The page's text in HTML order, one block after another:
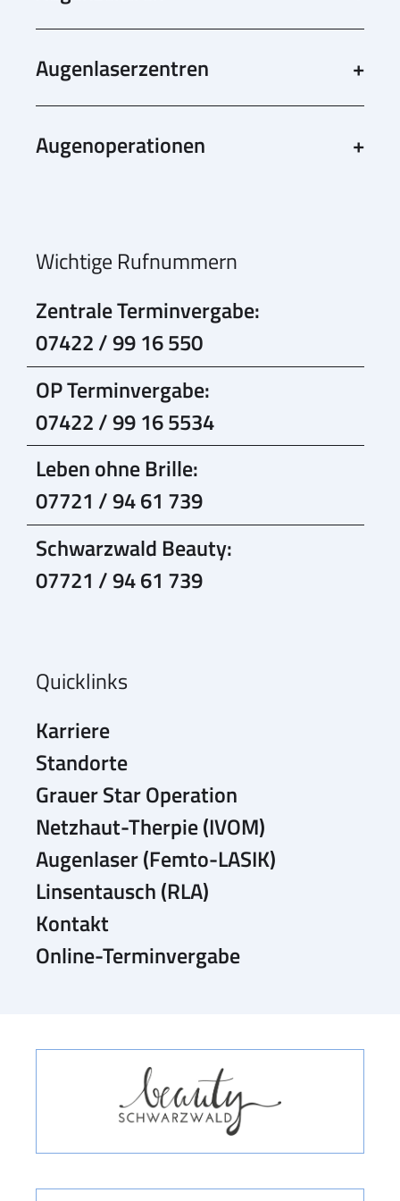
Augenlaserzentren
Augenoperationen
Wichtige Rufnummern
Zentrale Terminvergabe:
07422 / 99 16 550
OP Terminvergabe:
07422 / 99 16 5534
Leben ohne Brille:
07721 / 94 61 739
Schwarzwald Beauty:
07721 / 94 61 739
Quicklinks
Karriere
Standorte
Grauer Star Operation
Netzhaut-Therpie (IVOM)
Augenlaser (Femto-LASIK)
Linsentausch (RLA)
Kontakt
Online-Terminvergabe